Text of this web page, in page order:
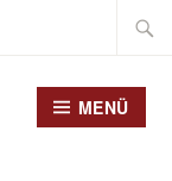
Suche
MENÜ